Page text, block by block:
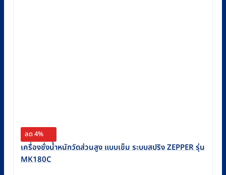
ลด 4%
เครื่องชั่งน้ำหนักวัดส่วนสูง แบบเข็ม ระบบสปริง ZEPPER รุ่น
MK180C